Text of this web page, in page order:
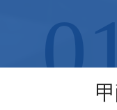
长江集团
路88号匠心城